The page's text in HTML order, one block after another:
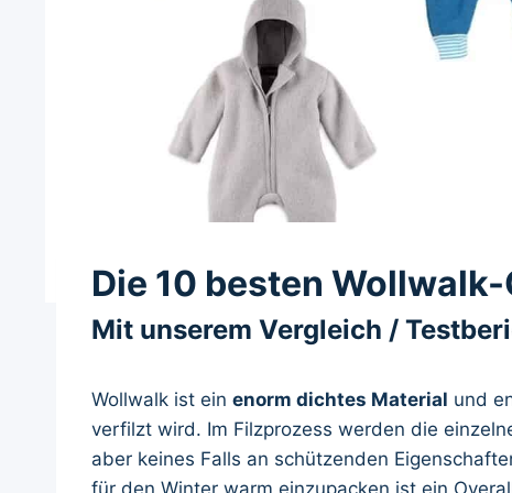
Die 10 besten
Mit unserem Vergleich /
Wollwalk ist ein enorm dichtes Material und
verfilzt wird. Im Filzprozess werden die
aber keines Falls an schützenden